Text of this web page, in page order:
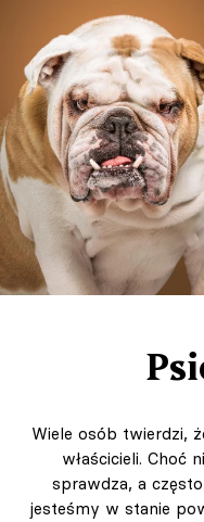
Wiele osób twierdzi,
właścicieli. Choć
sprawdza, a
jesteśmy w stanie